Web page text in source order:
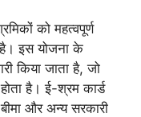
को महत्वपूर्ण
इस योजना के
किया जाता है, जो
है। ई-श्रम कार्ड
और अन्य सरकारी